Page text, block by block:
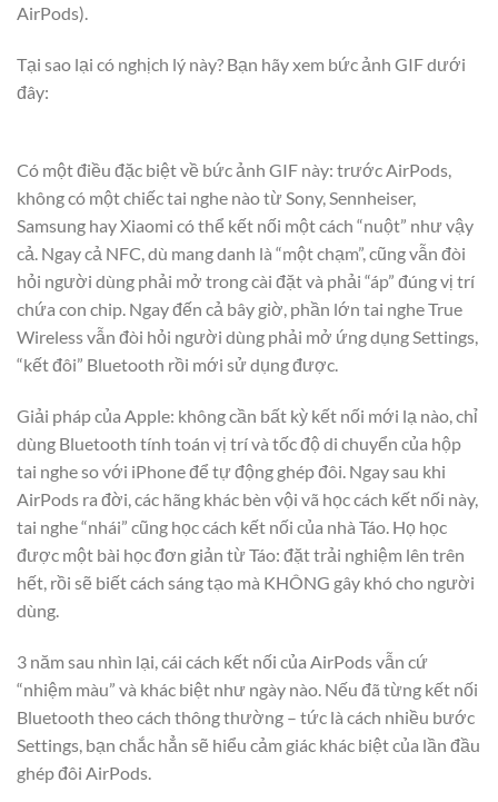
AirPods).
Tại sao lại có nghịch lý này? Bạn hãy xem bức ảnh GIF dưới
đây:
Có một điều đặc biệt về bức ảnh GIF này: trước AirPods,
không có một chiếc tai nghe nào từ Sony, Sennheiser,
Samsung hay Xiaomi có thể kết nối một cách “nuột” như vậy
cả. Ngay cả NFC, dù mang danh là “một chạm”, cũng vẫn đòi
hỏi người dùng phải mở trong cài đặt và phải “áp” đúng vị trí
chứa con chip. Ngay đến cả bây giờ, phần lớn tai nghe True
Wireless vẫn đòi hỏi người dùng phải mở ứng dụng Settings,
“kết đôi” Bluetooth rồi mới sử dụng được.
Giải pháp của Apple: không cần bất kỳ kết nối mới lạ nào, chỉ
dùng Bluetooth tính toán vị trí và tốc độ di chuyển của hộp
tai nghe so với iPhone để tự động ghép đôi. Ngay sau khi
AirPods ra đời, các hãng khác bèn vội vã học cách kết nối này,
tai nghe “nhái” cũng học cách kết nối của nhà Táo. Họ học
được một bài học đơn giản từ Táo: đặt trải nghiệm lên trên
hết, rồi sẽ biết cách sáng tạo mà KHÔNG gây khó cho người
dùng.
3 năm sau nhìn lại, cái cách kết nối của AirPods vẫn cứ
“nhiệm màu” và khác biệt như ngày nào. Nếu đã từng kết nối
Bluetooth theo cách thông thường – tức là cách nhiều bước
Settings, bạn chắc hẳn sẽ hiểu cảm giác khác biệt của lần đầu
ghép đôi AirPods.